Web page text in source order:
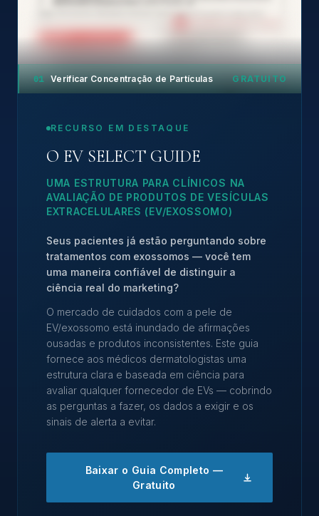
01 Verificar Concentração de Partículas GRATUITO
RECURSO EM DESTAQUE
O EV SELECT GUIDE
UMA ESTRUTURA PARA CLÍNICOS NA
AVALIAÇÃO DE PRODUTOS DE VESÍCULAS
EXTRACELULARES (EV/EXOSSOMO)
Seus pacientes já estão perguntando sobre
tratamentos com exossomos — você tem
uma maneira confiável de distinguir a
ciência real do marketing?
O mercado de cuidados com a pele de
EV/exossomo está inundado de afirmações
ousadas e produtos inconsistentes. Este guia
fornece aos médicos dermatologistas uma
estrutura clara e baseada em ciência para
avaliar qualquer fornecedor de EVs — cobrindo
as perguntas a fazer, os dados a exigir e os
sinais de alerta a evitar.
Baixar o Guia Completo —
Gratuito